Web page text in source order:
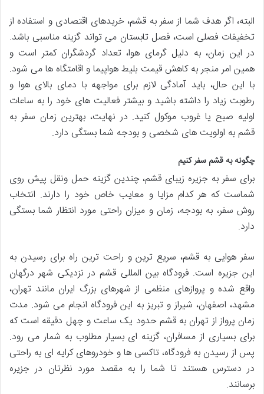
البته، اگر هدف شما از سفر به قشم، خریدهای اقتصادی و استفاده از
تخفیفات فصلی است، فصل تابستان می تواند گزینه مناسبی باشد.
در این زمان، به دلیل گرمای هوا، تعداد گردشگران کمتر است و
همین امر منجر به کاهش قیمت بلیط هواپیما و اقامتگاه ها می شود.
با این حال، باید آمادگی لازم برای مواجهه با دمای بالای هوا و
رطوبت زیاد را داشته باشید و بیشتر فعالیت های خود را به ساعات
اولیه صبح یا غروب موکول کنید. در نهایت، بهترین زمان سفر به
قشم به اولویت های شخصی و بودجه شما بستگی دارد.
چگونه به قشم سفر کنیم
برای سفر به جزیره زیبای قشم، چندین گزینه حمل ونقل پیش روی
شماست که هر کدام مزایا و معایب خاص خود را دارند. انتخاب
روش سفر، به بودجه، زمان و میزان راحتی مورد انتظار شما بستگی
دارد.
سفر هوایی به قشم، سریع ترین و راحت ترین راه برای رسیدن به
این جزیره است. فرودگاه بین المللی قشم در نزدیکی شهر درگهان
واقع شده و پروازهای منظمی از شهرهای بزرگ ایران مانند تهران،
مشهد، اصفهان، شیراز و تبریز به این فرودگاه انجام می شود. مدت
زمان پرواز از تهران به قشم حدود یک ساعت و چهل دقیقه است که
برای بسیاری از مسافران، گزینه ای بسیار مطلوب به شمار می رود.
پس از رسیدن به فرودگاه، تاکسی ها و خودروهای کرایه ای به راحتی
در دسترس هستند تا شما را به مقصد مورد نظرتان در جزیره
برسانند.